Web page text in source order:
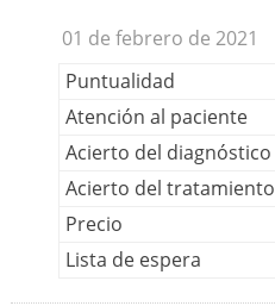
01 de febrero de 2021
Puntualidad
Atención al paciente
Acierto del diagnóstico
Acierto del tratamiento
Precio
Lista de espera